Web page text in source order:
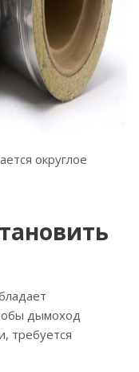
округлое
дымоход
требуется